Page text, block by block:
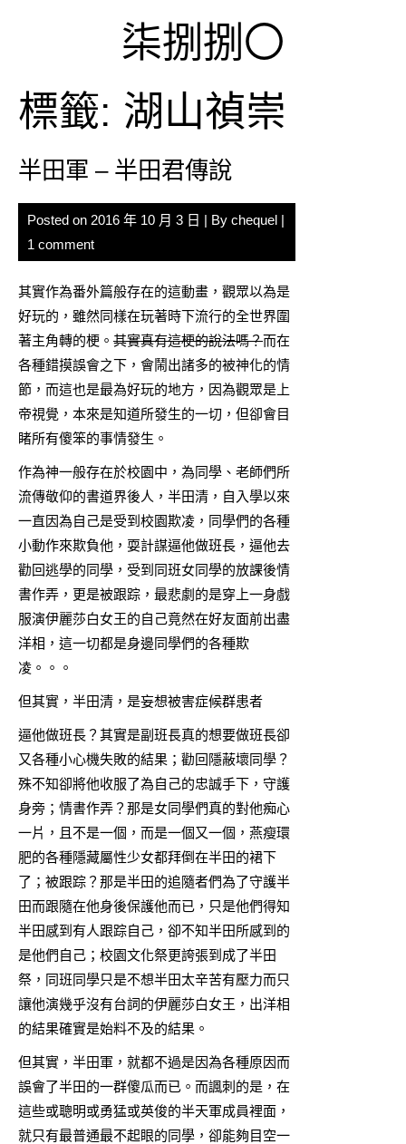
柒捌捌〇
標籤: 湖山禎崇
半田軍 – 半田君傳說
Posted on 2016 年 10 月 3 日 | By chequel |
1 comment
其實作為番外篇般存在的這動畫，觀眾以為是
好玩的，雖然同樣在玩著時下流行的全世界圍
著主角轉的梗。 其實真有這梗的說法嗎？而在
各種錯摸誤會之下，會鬧出諸多的被神化的情
節，而這也是最為好玩的地方，因為觀眾是上
帝視覺，本來是知道所發生的一切，但卻會目
睹所有傻笨的事情發生。
作為神一般存在於校園中，為同學、老師們所
流傳敬仰的書道界後人，半田清，自入學以來
一直因為自己是受到校園欺凌，同學們的各種
小動作來欺負他，耍計謀逼他做班長，逼他去
勸回逃學的同學，受到同班女同學的放課後情
書作弄，更是被跟踪，最悲劇的是穿上一身戲
服演伊麗莎白女王的自己竟然在好友面前出盡
洋相，這一切都是身邊同學們的各種欺
凌。。。
但其實，半田清，是妄想被害症候群患者
逼他做班長？其實是副班長真的想要做班長卻
又各種小心機失敗的結果；勸回隱蔽壞同學？
殊不知卻將他收服了為自己的忠誠手下，守護
身旁；情書作弄？那是女同學們真的對他痴心
一片，且不是一個，而是一個又一個，燕瘦環
肥的各種隱藏屬性少女都拜倒在半田的裙下
了；被跟踪？那是半田的追隨者們為了守護半
田而跟隨在他身後保護他而已，只是他們得知
半田感到有人跟踪自己，卻不知半田所感到的
是他們自己；校園文化祭更誇張到成了半田
祭，同班同學只是不想半田太辛苦有壓力而只
讓他演幾乎沒有台詞的伊麗莎白女王，出洋相
的結果確實是始料不及的結果。
但其實，半田軍，就都不過是因為各種原因而
誤會了半田的一群傻瓜而已。而諷刺的是，在
這些或聰明或勇猛或英俊的半天軍成員裡面，
就只有最普通最不起眼的同學，卻能夠目空一